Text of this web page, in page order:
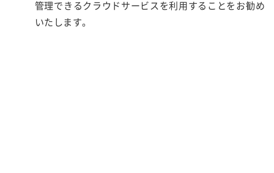
管理できるクラウドサービスを利用することをお勧め
いたします。